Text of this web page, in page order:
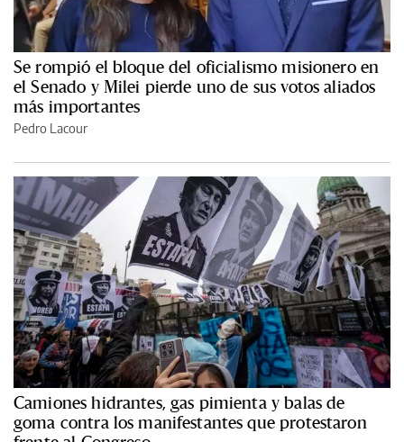
Se rompió el bloque del oficialismo misionero en
el Senado y Milei pierde uno de sus votos aliados
más importantes
Pedro Lacour
Camiones hidrantes, gas pimienta y balas de
goma contra los manifestantes que protestaron